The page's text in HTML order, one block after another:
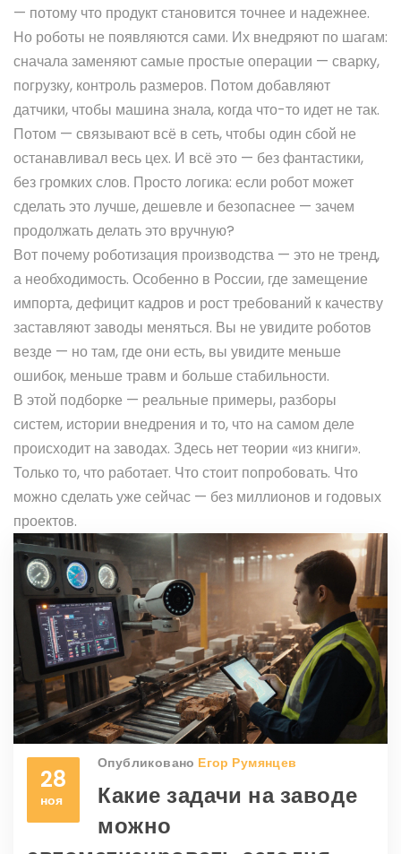
— потому что продукт становится точнее и надежнее.
Но роботы не появляются сами. Их внедряют по шагам:
сначала заменяют самые простые операции — сварку,
погрузку, контроль размеров. Потом добавляют
датчики, чтобы машина знала, когда что-то идет не так.
Потом — связывают всё в сеть, чтобы один сбой не
останавливал весь цех. И всё это — без фантастики,
без громких слов. Просто логика: если робот может
сделать это лучше, дешевле и безопаснее — зачем
продолжать делать это вручную?
Вот почему роботизация производства — это не тренд,
а необходимость. Особенно в России, где замещение
импорта, дефицит кадров и рост требований к качеству
заставляют заводы меняться. Вы не увидите роботов
везде — но там, где они есть, вы увидите меньше
ошибок, меньше травм и больше стабильности.
В этой подборке — реальные примеры, разборы
систем, истории внедрения и то, что на самом деле
происходит на заводах. Здесь нет теории «из книги».
Только то, что работает. Что стоит попробовать. Что
можно сделать уже сейчас — без миллионов и годовых
проектов.
28
ноя
Опубликовано Егор Румянцев
Какие задачи на заводе
можно